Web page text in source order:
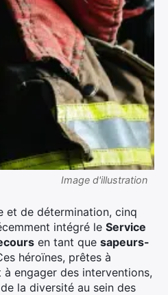
Image d'illustration
et de détermination, cinq
intégré le Service
en tant que sapeurs-
héroïnes, prêtes à
engager des interventions,
la diversité au sein des